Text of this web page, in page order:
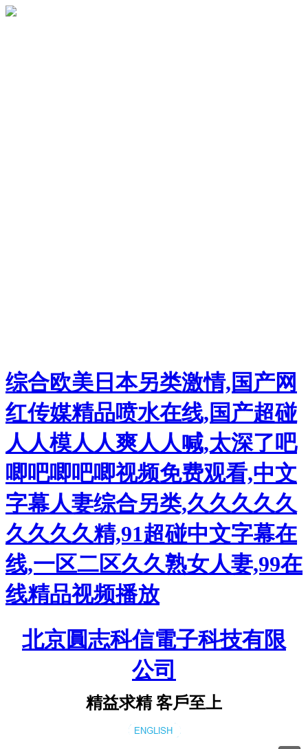
综合欧美日本另类激情,国产网
红传媒精品喷水在线,国产超碰
人人模人人爽人人喊,太深了吧
唧吧唧吧唧视频免费观看,中文
字幕人妻综合另类,久久久久久
久久久久精,91超碰中文字幕在
线,一区二区久久熟女人妻,99在
线精品视频播放
北京圓志科信電子科技有限
公司
精益求精 客戶至上